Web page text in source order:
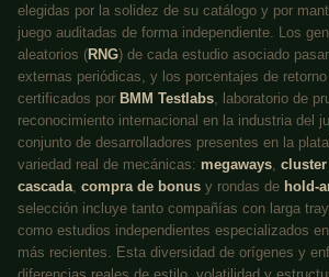
elegidas por la solidez de su catálogo y por
juego auditadas de forma independiente. Los
aleatorios (RNG) de cada estudio asociado
externas periódicas, y los porcentajes de
certificados por BMM Testlabs , laboratorio de
reconocimiento internacional en la industria del
conjunto de desarrolladores presentes en la
variedad real de mecánicas: megaways
cascada compra de bonus y rondas de hold-
selección incluye tanto compañías con larga
como estudios independientes especializados
más recientes. Esta diversidad de orígenes y